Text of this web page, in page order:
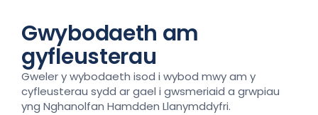
Gwybodaeth am
gyfleusterau
Gweler y wybodaeth isod i wybod mwy am y
cyfleusterau sydd ar gael i gwsmeriaid a grwpiau
yng Nghanolfan Hamdden Llanymddyfri.